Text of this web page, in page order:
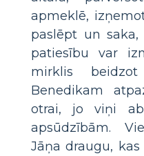
apmeklē,
paslēpt un
patiesību var
mirklis
Benedikam
otrai, jo viņi
apsūdzībām.
Jāņa draugu,